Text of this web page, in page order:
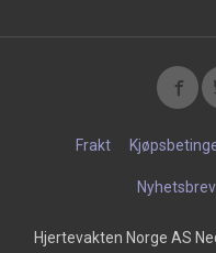
Frakt
Nyhetsbrev
Hjertevakten Norge AS